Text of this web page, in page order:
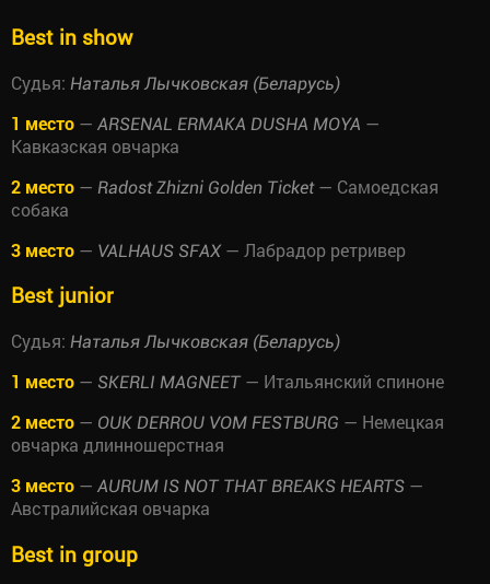
Best in show
Судья: Наталья Лычковская (Беларусь)
1 место — ARSENAL ERMAKA DUSHA MOYA —
Кавказская овчарка
2 место — Radost Zhizni Golden Ticket— Самоедская
собака
3 место — VALHAUS SFAX— Лабрадор ретривер
Best junior
Судья: Наталья Лычковская (Беларусь)
1 место — SKERLI MAGNEET— Итальянский спиноне
2 место — OUK DERROU VOM FESTBURG — Немецкая
овчарка длинношерстная
3 место — AURUM IS NOT THAT BREAKS HEARTS —
Австралийская овчарка
Best in group